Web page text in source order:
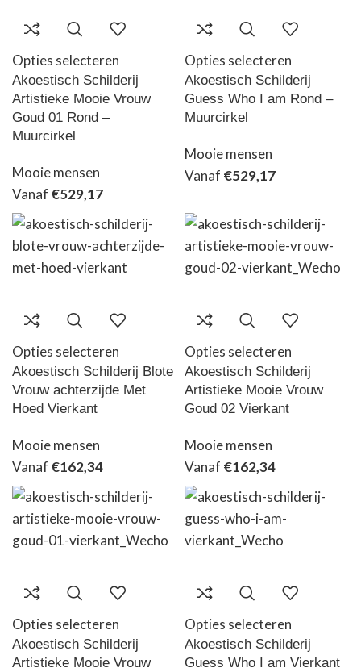
Opties selecteren
Akoestisch Schilderij
Artistieke Mooie Vrouw
Goud 01 Rond –
Muurcirkel
Mooie mensen
Vanaf €529,17
Opties selecteren
Akoestisch Schilderij
Guess Who I am Rond –
Muurcirkel
Mooie mensen
Vanaf €529,17
Opties selecteren
Akoestisch Schilderij Blote
Vrouw achterzijde Met
Hoed Vierkant
Mooie mensen
Vanaf €162,34
Opties selecteren
Akoestisch Schilderij
Artistieke Mooie Vrouw
Goud 02 Vierkant
Mooie mensen
Vanaf €162,34
Opties selecteren
Akoestisch Schilderij
Artistieke Mooie Vrouw
Opties selecteren
Akoestisch Schilderij
Guess Who I am Vierkant